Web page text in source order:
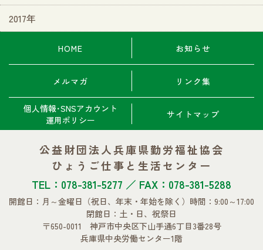
2017年
HOME お知らせ
メルマガ リンク集
個人情報･SNSアカウント
運用ポリシー
サイトマップ
公益財団法人兵庫県勤労福祉協会
ひょうご仕事と生活センター
TEL：078-381-5277 ／ FAX：078-381-5288
開館日：月～金曜日 （祝日、年末・年始を除く） 時間：9:00～17:00
閉館日：土・日、祝祭日
〒650-0011 神戸市中央区下山手通6丁目3番28号
兵庫県中央労働センター1階